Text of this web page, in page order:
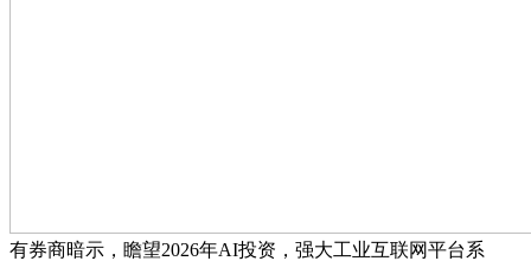
有券商暗示，瞻望2026年AI投资，强大工业互联网平台系